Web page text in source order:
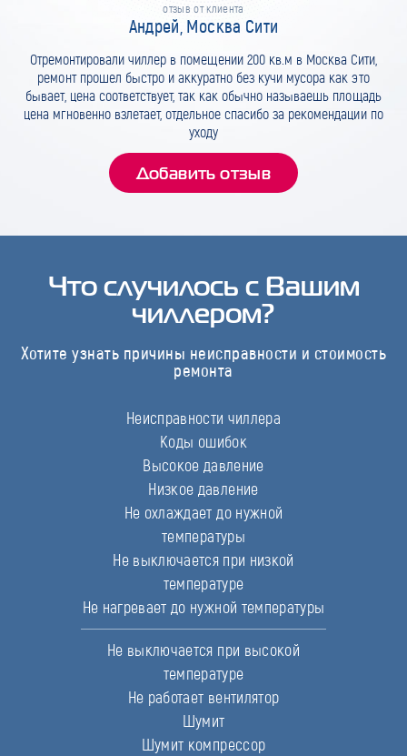
отзыв от клиента
Андрей, Москва Сити
Отремонтировали чиллер в помещении 200 кв.м в Москва Сити,
ремонт прошел быстро и аккуратно без кучи мусора как это
бывает, цена соответствует, так как обычно называешь площадь
цена мгновенно взлетает, отдельное спасибо за рекомендации по
уходу
Добавить отзыв
Что случилось с Вашим
чиллером?
Хотите узнать причины неисправности и стоимость
ремонта
Неисправности чиллера
Коды ошибок
Высокое давление
Низкое давление
Не охлаждает до нужной
температуры
Не выключается при низкой
температуре
Не нагревает до нужной температуры
Не выключается при высокой
температуре
Не работает вентилятор
Шумит
Шумит компрессор